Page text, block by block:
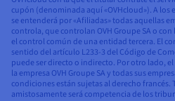
cupón (denominada aquí «OVHcloud»). A los
se entenderá por «Afiliadas» todas aquellas
controla, que controlan OVH Groupe SA o con
el control común de una entidad tercera. El
sentido del artículo L233-3 del Código de
puede ser directo o indirecto. Por otro lado,
la empresa OVH Groupe SA y todas sus
condiciones están sujetas al derecho francés.
amistosamente será competencia de los